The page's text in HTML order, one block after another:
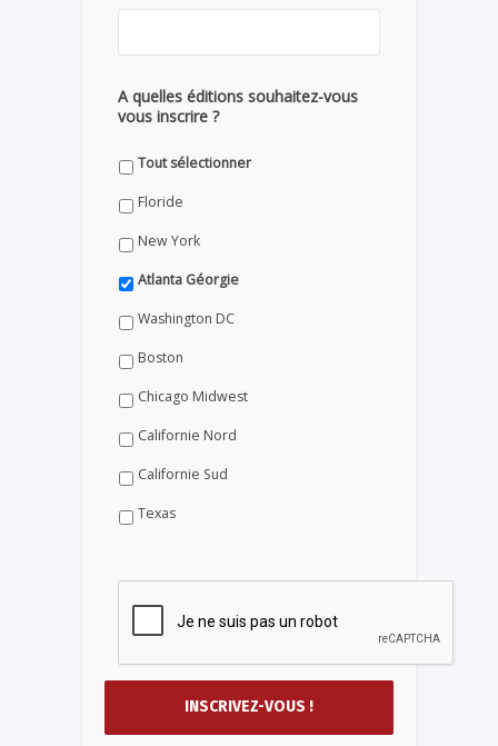
A quelles éditions souhaitez-vous
vous inscrire ?
Tout sélectionner
Floride
New York
Atlanta Géorgie
Washington DC
Boston
Chicago Midwest
Californie Nord
Californie Sud
Texas